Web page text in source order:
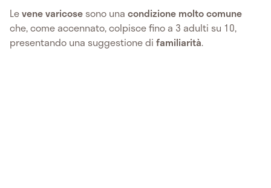
Levene varicose sono una condizione molto comune
che, come accennato, colpisce fino a 3 adulti su 10,
presentando una suggestione di familiarità.